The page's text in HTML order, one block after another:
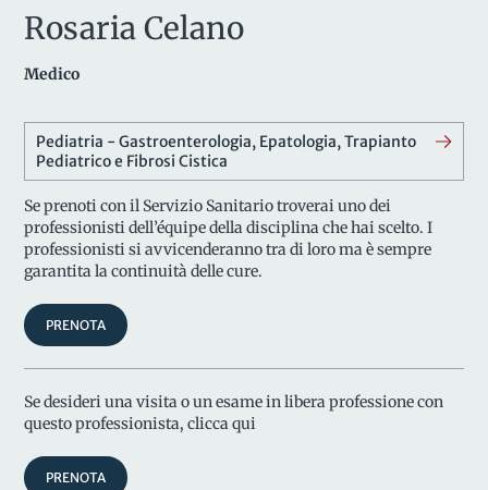
Rosaria Celano
Medico
Pediatria - Gastroenterologia, Epatologia, Trapianto
Pediatrico e Fibrosi Cistica
Se prenoti con il Servizio Sanitario troverai uno dei
professionisti dell’équipe della disciplina che hai scelto. I
professionisti si avvicenderanno tra di loro ma è sempre
garantita la continuità delle cure.
PRENOTA
Se desideri una visita o un esame in libera professione con
questo professionista, clicca qui
PRENOTA